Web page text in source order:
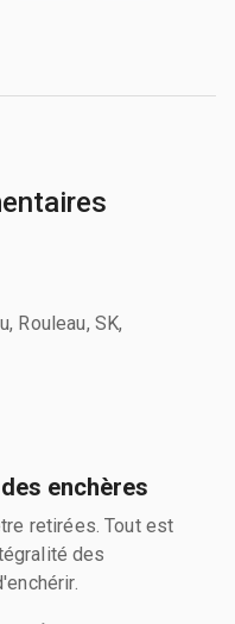
Rouleau, SK,
enchères
retirées. Tout est
des